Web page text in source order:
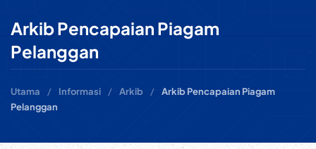
Arkib Pencapaian Piagam
Pelanggan
Utama Informasi Arkib
Arkib Pencapaian Piagam
Pelanggan